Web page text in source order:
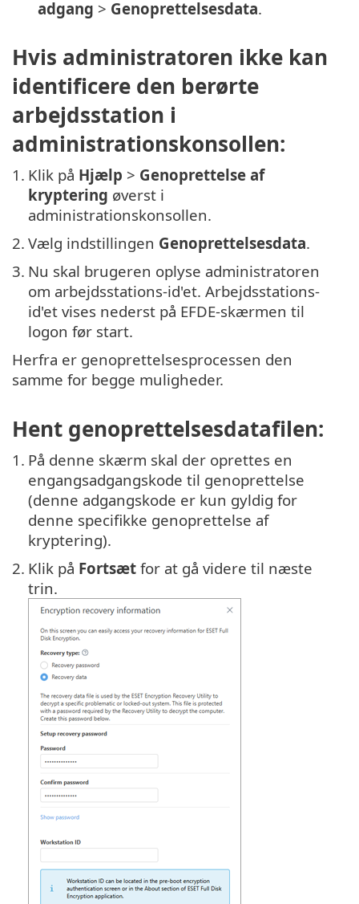
adgang > Genoprettelsesdata.
Hvis administratoren ikke kan
identificere den berørte
arbejdsstation i
administrationskonsollen:
1. Klik på Hjælp > Genoprettelse af
kryptering øverst i
administrationskonsollen.
2. Vælg indstillingen Genoprettelsesdata.
3. Nu skal brugeren oplyse administratoren
om arbejdsstations-id'et. Arbejdsstations-
id'et vises nederst på EFDE-skærmen til
logon før start.
Herfra er genoprettelsesprocessen den
samme for begge muligheder.
Hent genoprettelsesdatafilen:
1. På denne skærm skal der oprettes en
engangsadgangskode til genoprettelse
(denne adgangskode er kun gyldig for
denne specifikke genoprettelse af
kryptering).
2. Klik på Fortsæt for at gå videre til næste
trin.